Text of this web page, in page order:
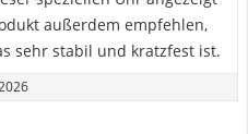
außerdem empfehlen,
sehr stabil und kratzfest ist.